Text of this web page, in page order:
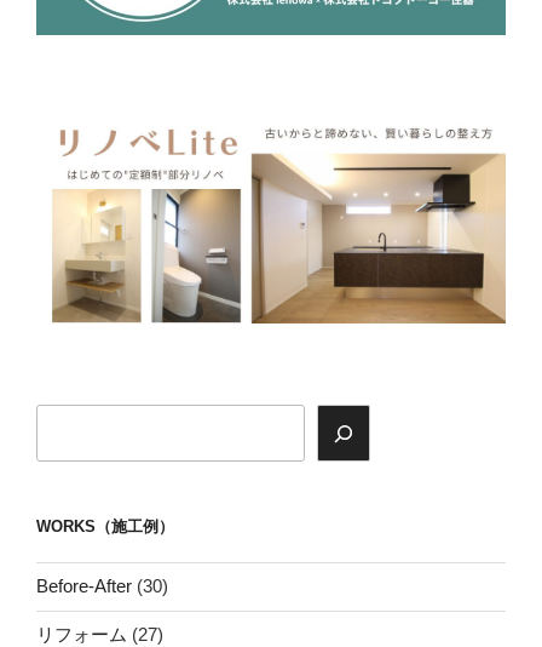
WORKS（施工例）
Before-After (30)
リフォーム (27)